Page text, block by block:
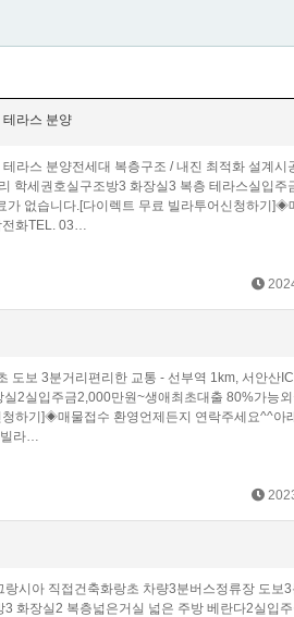
라스 분양
라스 분양전세대 복층구조 / 내진 최적화 설계시
학세권호실구조방3 화장실3 복층 테라스실입주
없습니다.[다이렉트 무료 빌라투어신청하기]◈
화 TEL. 03…
보 3분거리편리한 교통 - 선부역 1km, 서안산
2실입주금2,000만원~생애최초대출 80%가능
하기]◈매물접수 환영언제든지 연락주세요^^아
빌라…
시아 직접건축화랑초 차량3분버스정류장 도보
화장실2 복층넓은거실 넓은 주방 베란다2실입